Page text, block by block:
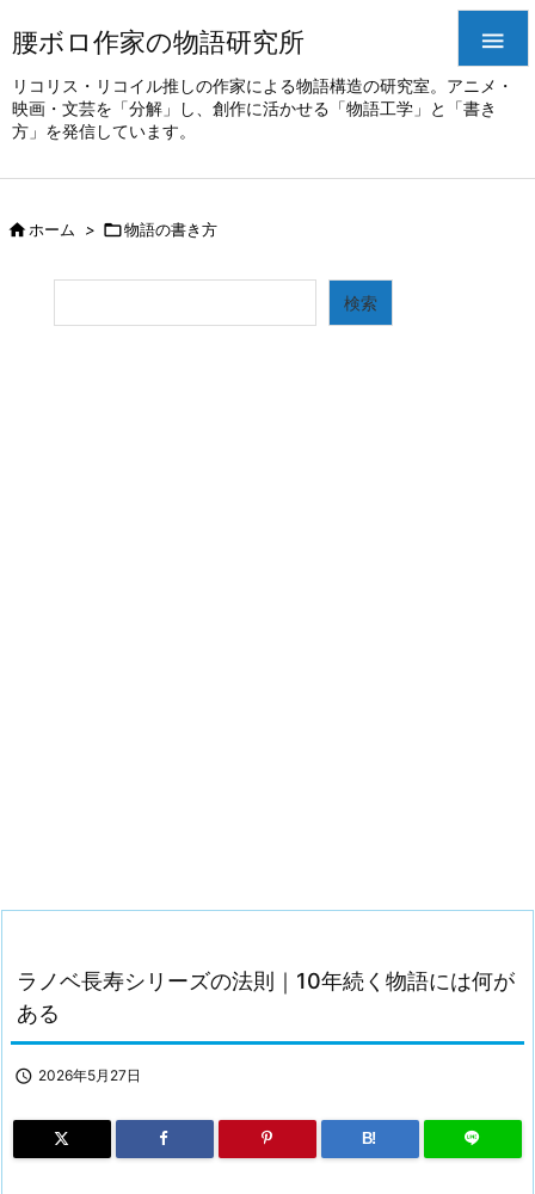
腰ボロ作家の物語研究所
リコリス・リコイル推しの作家による物語構造の研究室。アニメ・
映画・文芸を「分解」し、創作に活かせる「物語工学」と「書き
方」を発信しています。

ホーム > 物語の書き方
検索
ラノベ長寿シリーズの法則｜10年続く物語には何が
ある
 2026年5月27日
B!